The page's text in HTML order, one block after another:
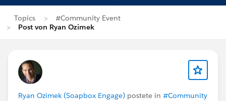
Topics
#Community Event
Post von Ryan Ozimek
Ryan Ozimek (Soapbox Engage) postete in #Community